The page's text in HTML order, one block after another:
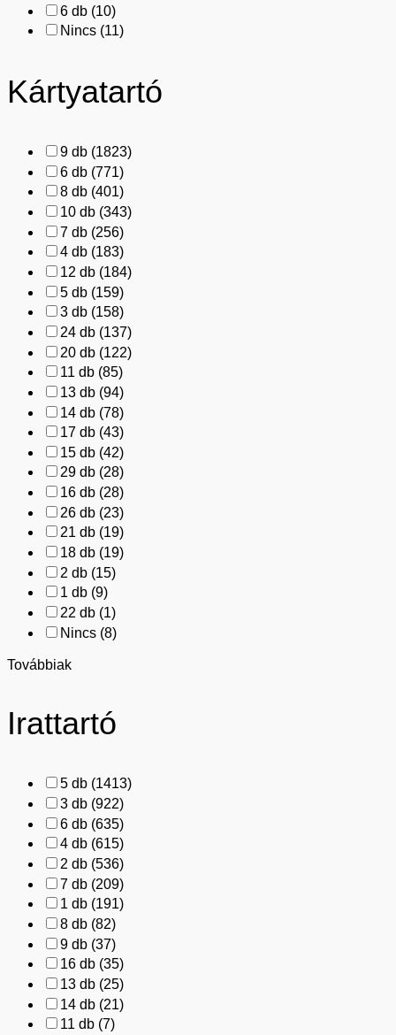
6 db (10)
Nincs (11)
Kártyatartó
9 db (1823)
6 db (771)
8 db (401)
10 db (343)
7 db (256)
4 db (183)
12 db (184)
5 db (159)
3 db (158)
24 db (137)
20 db (122)
11 db (85)
13 db (94)
14 db (78)
17 db (43)
15 db (42)
29 db (28)
16 db (28)
26 db (23)
21 db (19)
18 db (19)
2 db (15)
1 db (9)
22 db (1)
Nincs (8)
Továbbiak
Irattartó
5 db (1413)
3 db (922)
6 db (635)
4 db (615)
2 db (536)
7 db (209)
1 db (191)
8 db (82)
9 db (37)
16 db (35)
13 db (25)
14 db (21)
11 db (7)